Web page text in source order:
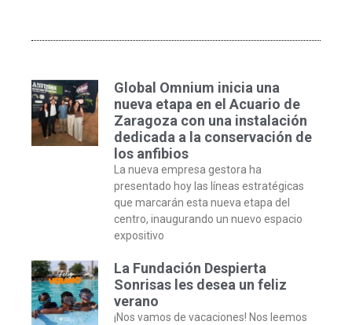
Global Omnium inicia una
nueva etapa en el Acuario de
Zaragoza con una instalación
dedicada a la conservación de
los anfibios
La nueva empresa gestora ha
presentado hoy las líneas estratégicas
que marcarán esta nueva etapa del
centro, inaugurando un nuevo espacio
expositivo
La Fundación Despierta
Sonrisas les desea un feliz
verano
¡Nos vamos de vacaciones! Nos leemos